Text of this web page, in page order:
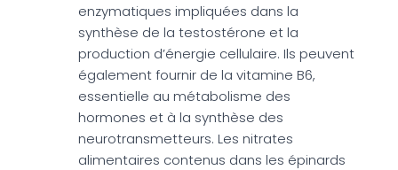
enzymatiques impliquées dans la
synthèse de la testostérone et la
production d’énergie cellulaire. Ils peuvent
également fournir de la vitamine B6,
essentielle au métabolisme des
hormones et à la synthèse des
neurotransmetteurs. Les nitrates
alimentaires contenus dans les épinards